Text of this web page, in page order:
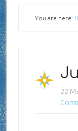
You are here:
22